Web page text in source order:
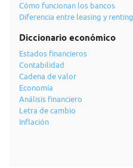
Cómo funcionan los bancos
Diferencia entre leasing y renting
Diccionario económico
Estados financieros
Contabilidad
Cadena de valor
Economía
Análisis financiero
Letra de cambio
Inflación